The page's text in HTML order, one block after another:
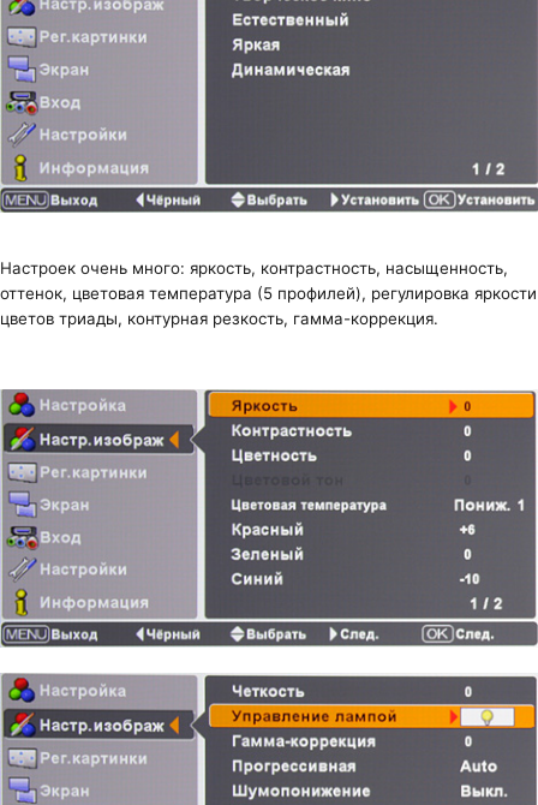
Настроек очень много: яркость, контрастность, насыщенность,
оттенок, цветовая температура (5 профилей), регулировка яркости
цветов триады, контурная резкость, гамма-коррекция.